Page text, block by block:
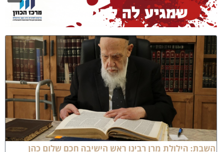
הילולת מרן רבינו ראש הישיבה חכם שלום כהן